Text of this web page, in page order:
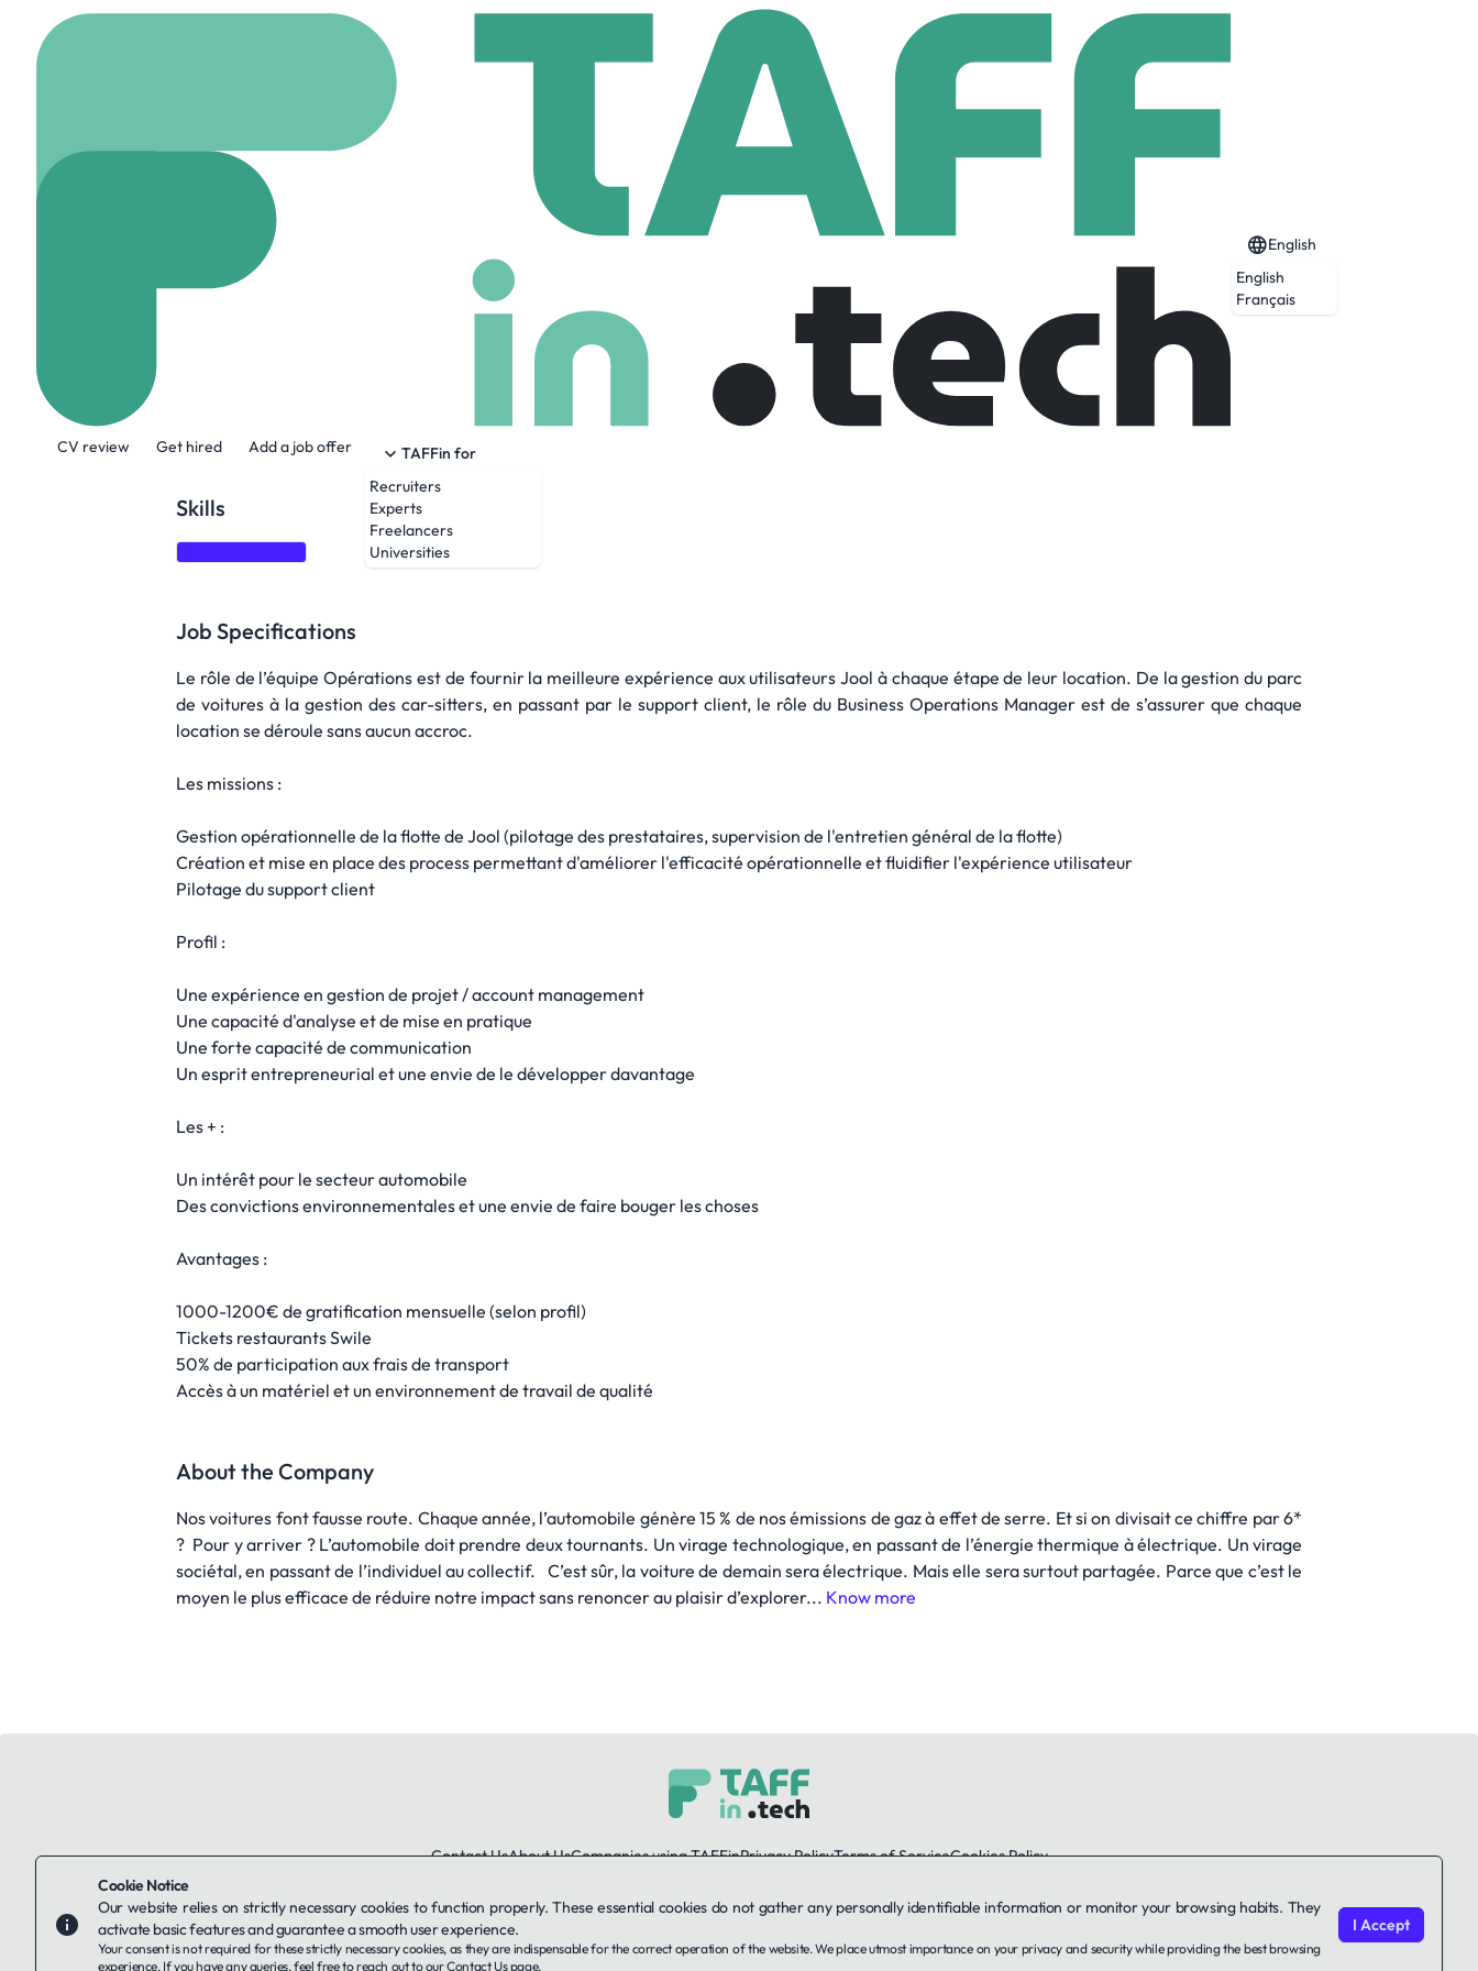
CV review Get hired Add a job offer
TAFFin for
Recruiters
Experts
Freelancers
Universities
English
English
Français
Business Operations Manager (stage)
Internship 04-11-2025
Skills
Job Specifications
Le rôle de l’équipe Opérations est de fournir la meilleure expérience aux utilisateurs Jool à chaque étape de leur location. De la gestion du parc
de voitures à la gestion des car-sitters, en passant par le support client, le rôle du Business Operations Manager est de s’assurer que chaque
location se déroule sans aucun accroc.
Les missions :
Gestion opérationnelle de la flotte de Jool (pilotage des prestataires, supervision de l'entretien général de la flotte)
Création et mise en place des process permettant d'améliorer l'efficacité opérationnelle et fluidifier l'expérience utilisateur
Pilotage du support client
Profil :
Une expérience en gestion de projet / account management
Une capacité d'analyse et de mise en pratique
Une forte capacité de communication
Un esprit entrepreneurial et une envie de le développer davantage
Les + :
Un intérêt pour le secteur automobile
Des convictions environnementales et une envie de faire bouger les choses
Avantages :
1000-1200€ de gratification mensuelle (selon profil)
Tickets restaurants Swile
50% de participation aux frais de transport
Accès à un matériel et un environnement de travail de qualité
About the Company
Nos voitures font fausse route. Chaque année, l’automobile génère 15 % de nos émissions de gaz à effet de serre. Et si on divisait ce chiffre par 6*
? Pour y arriver ? L’automobile doit prendre deux tournants. Un virage technologique, en passant de l’énergie thermique à électrique. Un virage
sociétal, en passant de l’individuel au collectif. C’est sûr, la voiture de demain sera électrique. Mais elle sera surtout partagée. Parce que c’est le
moyen le plus efficace de réduire notre impact sans renoncer au plaisir d’explorer... Know more
Contact UsAbout UsCompanies using TAFFinPrivacy PolicyTerms of ServiceCookies Policy
LinkedIn
Cookie Notice
Our website relies on strictly necessary cookies to function properly. These essential cookies do not gather any personally identifiable information or monitor your browsing habits. They
activate basic features and guarantee a smooth user experience.
Your consent is not required for these strictly necessary cookies, as they are indispensable for the correct operation of the website. We place utmost importance on your privacy and security while providing the best browsing
experience. If you have any queries, feel free to reach out to ourContact Uspage.
I Accept